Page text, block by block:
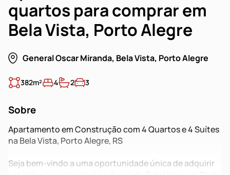
quartos para comprar em
Bela Vista, Porto Alegre
General Oscar Miranda, Bela Vista, Porto Alegre
382m² 4 2 3
Sobre
Apartamento em Construção com 4 Quartos e 4 Suítes
na Bela Vista, Porto Alegre, RS
Seja bem-vindo a uma oportunidade única de adquirir